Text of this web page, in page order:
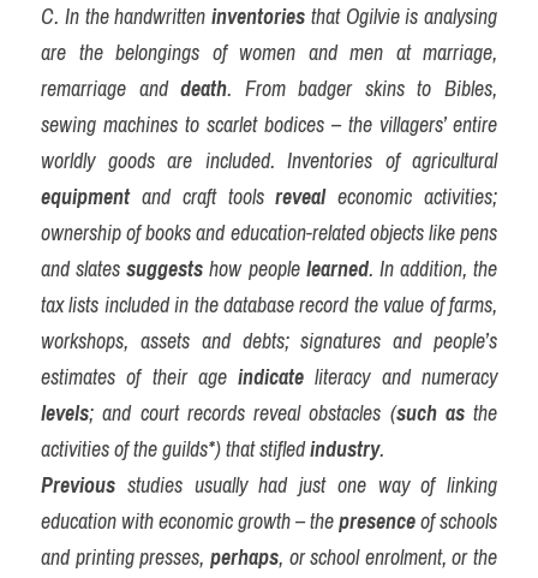
C. In the handwritten inventories that Ogilvie is analysing
are the belongings of women and men at marriage,
remarriage and death. From badger skins to Bibles,
sewing machines to scarlet bodices – the villagers’ entire
worldly goods are included. Inventories of agricultural
equipment and craft tools reveal economic activities;
ownership of books and education-related objects like pens
and slates suggests how people learned. In addition, the
tax lists included in the database record the value of farms,
workshops, assets and debts; signatures and people’s
estimates of their age indicate
literacy and numeracy
levels; and court records reveal obstacles (such as the
activities of the guilds*) that stifled industry.
Previous studies usually had just one way of linking
education with economic growth – the presence of schools
and printing presses, perhaps